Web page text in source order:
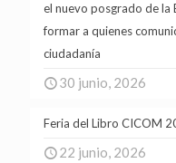
el nuevo posgrado de la
formar a quienes
ciudadanía
30 junio, 2026
Feria del Libro CICOM
22 junio, 2026